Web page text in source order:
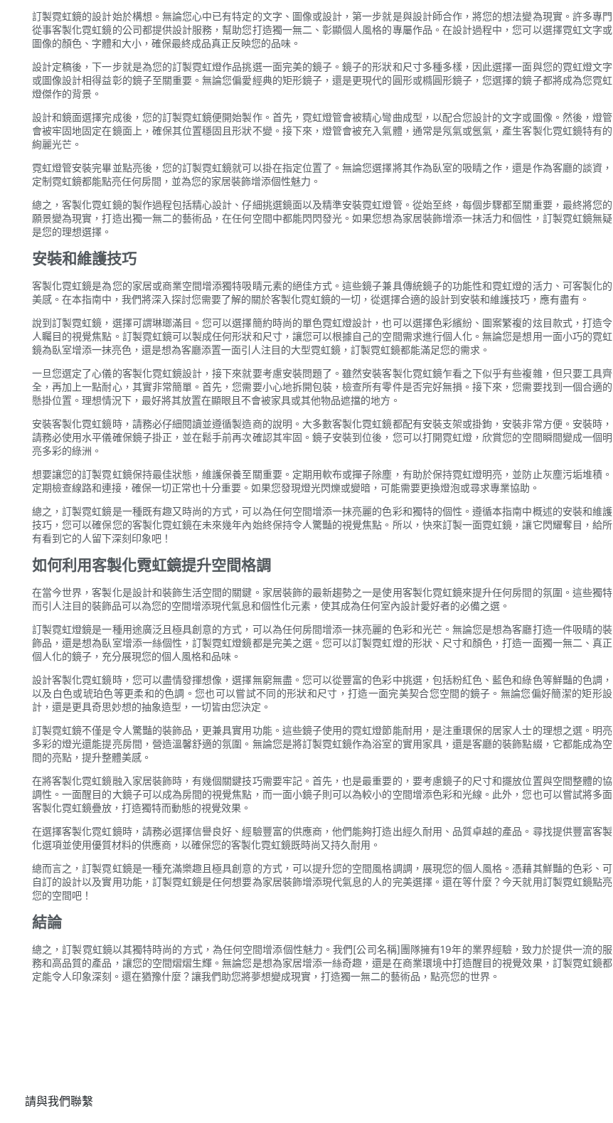
訂製霓虹鏡的設計始於構想。無論您心中已有特定的文字、圖像或設計，第一步就是與設計師合作，將您的想法變為現實。許多專門
從事客製化霓虹鏡的公司都提供設計服務，幫助您打造獨一無二、彰顯個人風格的專屬作品。在設計過程中，您可以選擇霓虹文字或
圖像的顏色、字體和大小，確保最終成品真正反映您的品味。
設計定稿後，下一步就是為您的訂製霓虹燈作品挑選一面完美的鏡子。鏡子的形狀和尺寸多種多樣，因此選擇一面與您的霓虹燈文字
或圖像設計相得益彰的鏡子至關重要。無論您偏愛經典的矩形鏡子，還是更現代的圓形或橢圓形鏡子，您選擇的鏡子都將成為您霓虹
燈傑作的背景。
設計和鏡面選擇完成後，您的訂製霓虹鏡便開始製作。首先，霓虹燈管會被精心彎曲成型，以配合您設計的文字或圖像。然後，燈管
會被牢固地固定在鏡面上，確保其位置穩固且形狀不變。接下來，燈管會被充入氣體，通常是氖氣或氬氣，產生客製化霓虹鏡特有的
絢麗光芒。
霓虹燈管安裝完畢並點亮後，您的訂製霓虹鏡就可以掛在指定位置了。無論您選擇將其作為臥室的吸睛之作，還是作為客廳的談資，
定制霓虹鏡都能點亮任何房間，並為您的家居裝飾增添個性魅力。
總之，客製化霓虹鏡的製作過程包括精心設計、仔細挑選鏡面以及精準安裝霓虹燈管。從始至終，每個步驟都至關重要，最終將您的
願景變為現實，打造出獨一無二的藝術品，在任何空間中都能閃閃發光。如果您想為家居裝飾增添一抹活力和個性，訂製霓虹鏡無疑
是您的理想選擇。
安裝和維護技巧
客製化霓虹鏡是為您的家居或商業空間增添獨特吸睛元素的絕佳方式。這些鏡子兼具傳統鏡子的功能性和霓虹燈的活力、可客製化的
美感。在本指南中，我們將深入探討您需要了解的關於客製化霓虹鏡的一切，從選擇合適的設計到安裝和維護技巧，應有盡有。
說到訂製霓虹鏡，選擇可謂琳瑯滿目。您可以選擇簡約時尚的單色霓虹燈設計，也可以選擇色彩繽紛、圖案繁複的炫目款式，打造令
人矚目的視覺焦點。訂製霓虹鏡可以製成任何形狀和尺寸，讓您可以根據自己的空間需求進行個人化。無論您是想用一面小巧的霓虹
鏡為臥室增添一抹亮色，還是想為客廳添置一面引人注目的大型霓虹鏡，訂製霓虹鏡都能滿足您的需求。
一旦您選定了心儀的客製化霓虹鏡設計，接下來就要考慮安裝問題了。雖然安裝客製化霓虹鏡乍看之下似乎有些複雜，但只要工具齊
全，再加上一點耐心，其實非常簡單。首先，您需要小心地拆開包裝，檢查所有零件是否完好無損。接下來，您需要找到一個合適的
懸掛位置。理想情況下，最好將其放置在顯眼且不會被家具或其他物品遮擋的地方。
安裝客製化霓虹鏡時，請務必仔細閱讀並遵循製造商的說明。大多數客製化霓虹鏡都配有安裝支架或掛鉤，安裝非常方便。安裝時，
請務必使用水平儀確保鏡子掛正，並在鬆手前再次確認其牢固。鏡子安裝到位後，您可以打開霓虹燈，欣賞您的空間瞬間變成一個明
亮多彩的綠洲。
想要讓您的訂製霓虹鏡保持最佳狀態，維護保養至關重要。定期用軟布或撣子除塵，有助於保持霓虹燈明亮，並防止灰塵污垢堆積。
定期檢查線路和連接，確保一切正常也十分重要。如果您發現燈光閃爍或變暗，可能需要更換燈泡或尋求專業協助。
總之，訂製霓虹鏡是一種既有趣又時尚的方式，可以為任何空間增添一抹亮麗的色彩和獨特的個性。遵循本指南中概述的安裝和維護
技巧，您可以確保您的客製化霓虹鏡在未來幾年內始終保持令人驚豔的視覺焦點。所以，快來訂製一面霓虹鏡，讓它閃耀奪目，給所
有看到它的人留下深刻印象吧！
如何利用客製化霓虹鏡提升空間格調
在當今世界，客製化是設計和裝飾生活空間的關鍵。家居裝飾的最新趨勢之一是使用客製化霓虹鏡來提升任何房間的氛圍。這些獨特
而引人注目的裝飾品可以為您的空間增添現代氣息和個性化元素，使其成為任何室內設計愛好者的必備之選。
訂製霓虹燈鏡是一種用途廣泛且極具創意的方式，可以為任何房間增添一抹亮麗的色彩和光芒。無論您是想為客廳打造一件吸睛的裝
飾品，還是想為臥室增添一絲個性，訂製霓虹燈鏡都是完美之選。您可以訂製霓虹燈的形狀、尺寸和顏色，打造一面獨一無二、真正
個人化的鏡子，充分展現您的個人風格和品味。
設計客製化霓虹鏡時，您可以盡情發揮想像，選擇無窮無盡。您可以從豐富的色彩中挑選，包括粉紅色、藍色和綠色等鮮豔的色調，
以及白色或琥珀色等更柔和的色調。您也可以嘗試不同的形狀和尺寸，打造一面完美契合您空間的鏡子。無論您偏好簡潔的矩形設
計，還是更具奇思妙想的抽象造型，一切皆由您決定。
訂製霓虹鏡不僅是令人驚豔的裝飾品，更兼具實用功能。這些鏡子使用的霓虹燈節能耐用，是注重環保的居家人士的理想之選。明亮
多彩的燈光還能提亮房間，營造溫馨舒適的氛圍。無論您是將訂製霓虹鏡作為浴室的實用家具，還是客廳的裝飾點綴，它都能成為空
間的亮點，提升整體美感。
在將客製化霓虹鏡融入家居裝飾時，有幾個關鍵技巧需要牢記。首先，也是最重要的，要考慮鏡子的尺寸和擺放位置與空間整體的協
調性。一面醒目的大鏡子可以成為房間的視覺焦點，而一面小鏡子則可以為較小的空間增添色彩和光線。此外，您也可以嘗試將多面
客製化霓虹鏡疊放，打造獨特而動態的視覺效果。
在選擇客製化霓虹鏡時，請務必選擇信譽良好、經驗豐富的供應商，他們能夠打造出經久耐用、品質卓越的產品。尋找提供豐富客製
化選項並使用優質材料的供應商，以確保您的客製化霓虹鏡既時尚又持久耐用。
總而言之，訂製霓虹鏡是一種充滿樂趣且極具創意的方式，可以提升您的空間風格調調，展現您的個人風格。憑藉其鮮豔的色彩、可
自訂的設計以及實用功能，訂製霓虹鏡是任何想要為家居裝飾增添現代氣息的人的完美選擇。還在等什麼？今天就用訂製霓虹鏡點亮
您的空間吧！
結論
總之，訂製霓虹鏡以其獨特時尚的方式，為任何空間增添個性魅力。我們[公司名稱]團隊擁有19年的業界經驗，致力於提供一流的服
務和高品質的產品，讓您的空間熠熠生輝。無論您是想為家居增添一絲奇趣，還是在商業環境中打造醒目的視覺效果，訂製霓虹鏡都
定能令人印象深刻。還在猶豫什麼？讓我們助您將夢想變成現實，打造獨一無二的藝術品，點亮您的世界。
請與我們聯繫